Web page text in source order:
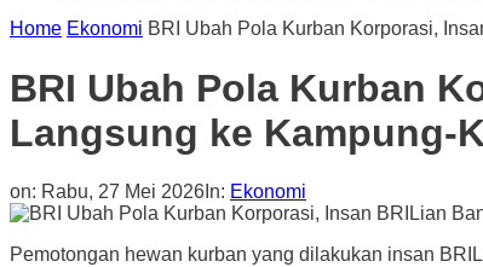
Home Ekonomi BRI Ubah Pola Kurban Korporasi,
BRI Ubah Pola Kurban
Langsung ke Kampung-
on: Rabu, 27 Mei 2026 In: Ekonomi
Pemotongan hewan kurban yang dilakukan insan